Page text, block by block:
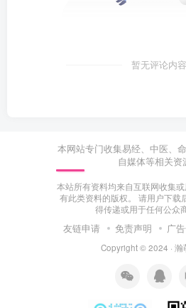
暂无评论内容
本网站专门收集易经、中医、
自媒体等相关资
本站所有资料均来自互联网收集
有此类资料的版权。 请用户下载
得传递或用于任何公众
友链申请 免责声明 广
Copyright © 2024 · 瀚